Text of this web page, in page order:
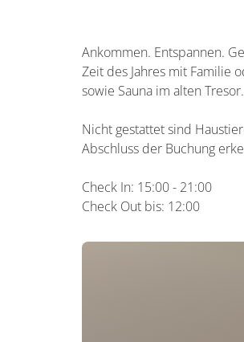
Ankommen. Entspannen.
Zeit des Jahres mit Familie
sowie Sauna im alten Tresor.
Nicht gestattet sind
Abschluss der Buchung
Check In: 15:00 - 21:00
Check Out bis: 12:00